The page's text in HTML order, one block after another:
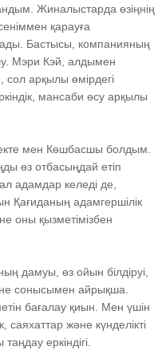
Жиналыстарда өзіңнің
қарауға
Бастысы, компанияның
Мэри Кэй, алдымен
арқылы өмірдегі
мансаби өсу арқылы
мен Көшбасшы болдым.
өз отбасыңдай етіп
адамдар келеді де,
Қағиданың адамгершілік
оны қызметімізбен
дамуы, өз ойын білдіруі,
сонысымен айрықша.
бағалау қиын. Мен үшін
және күнделікті
еркіндігі.